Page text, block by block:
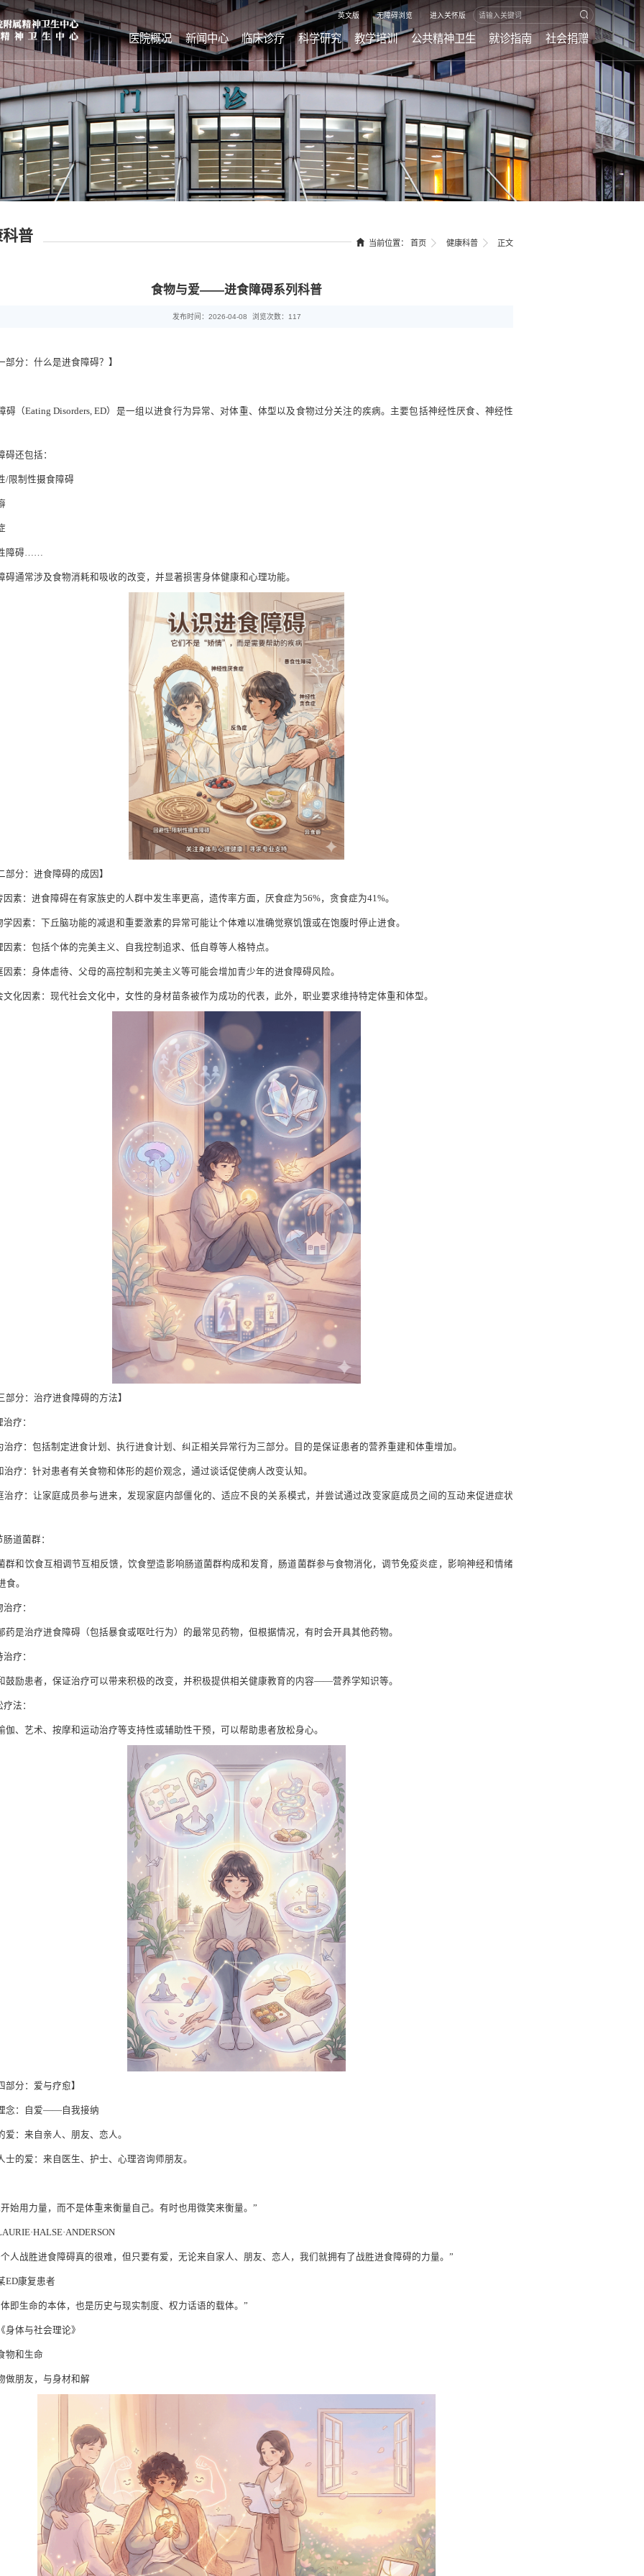
英文版 | 无障碍浏览 进入关怀版
医院概况 新闻中心 临床诊疗 科学研究 教学培训 公共精神卫生 就诊指南 社会捐赠
普 当前位置： 首页 健康科普 正文
食物与爱——进食障碍系列科普
发布时间：2026-04-08 浏览次数： 117
部分：什么是进食障碍？】
碍（Eating Disorders, ED）是一组以进食行为异常、对体重、体型以及食物过分关注的疾病。主要包括神经性厌食、神经性
碍还包括：
/限制性摄食障碍
障碍……
碍通常涉及食物消耗和吸收的改变，并显著损害身体健康和心理功能。
部分：进食障碍的成因】
因素：进食障碍在有家族史的人群中发生率更高，遗传率方面，厌食症为56%，贪食症为41%。
学因素：下丘脑功能的减退和重要激素的异常可能让个体难以准确觉察饥饿或在饱腹时停止进食。
因素：包括个体的完美主义、自我控制追求、低自尊等人格特点。
因素：身体虐待、父母的高控制和完美主义等可能会增加青少年的进食障碍风险。
文化因素：现代社会文化中，女性的身材苗条被作为成功的代表，此外，职业要求维持特定体重和体型。
部分：治疗进食障碍的方法】
治疗：
治疗：包括制定进食计划、执行进食计划、纠正相关异常行为三部分。目的是保证患者的营养重建和体重增加。
治疗：针对患者有关食物和体形的超价观念，通过谈话促使病人改变认知。
治疗：让家庭成员参与进来，发现家庭内部僵化的、适应不良的关系模式，并尝试通过改变家庭成员之间的互动来促进症状
肠道菌群：
群和饮食互相调节互相反馈，饮食塑造影响肠道菌群构成和发育，肠道菌群参与食物消化，调节免疫炎症，影响神经和情绪
食。
疗：
药是治疗进食障碍（包括暴食或呕吐行为）的最常见药物，但根据情况，有时会开具其他药物。
疗：
鼓励患者，保证治疗可以带来积极的改变，并积极提供相关健康教育的内容——营养学知识等。
法：
伽、艺术、按摩和运动治疗等支持性或辅助性干预，可以帮助患者放松身心。
部分：爱与疗愈】
念：自爱——自我接纳
爱：来自亲人、朋友、恋人。
士的爱：来自医生、护士、心理咨询师朋友。
始用力量，而不是体重来衡量自己。有时也用微笑来衡量。”
人战胜进食障碍真的很难，但只要有爱，无论来自家人、朋友、恋人，我们就拥有了战胜进食障碍的力量。”
康复患者
即生命的本体，也是历史与现实制度、权力话语的载体。”
体与社会理论》
物和生命
做朋友，与身材和解